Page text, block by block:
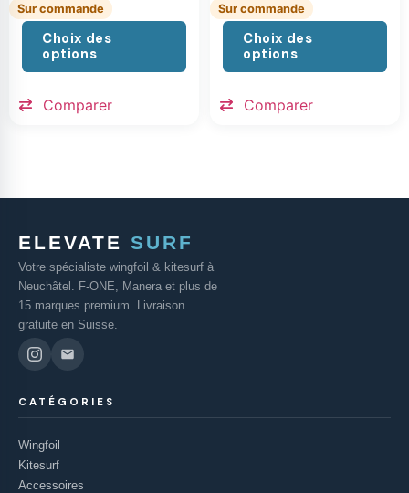
Sur commande
Choix des
options
Comparer
Sur commande
Choix des
options
Comparer
ELEVATE SURF
Votre spécialiste wingfoil & kitesurf à
Neuchâtel. F-ONE, Manera et plus de
15 marques premium. Livraison
gratuite en Suisse.
CATÉGORIES
Wingfoil
Kitesurf
Accessoires